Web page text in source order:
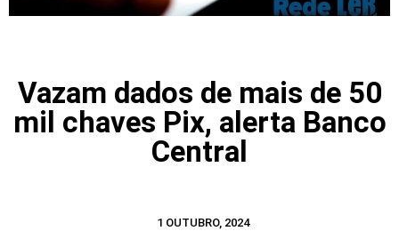
Vazam dados de mais de 50
mil chaves Pix, alerta Banco
Central
1 OUTUBRO, 2024